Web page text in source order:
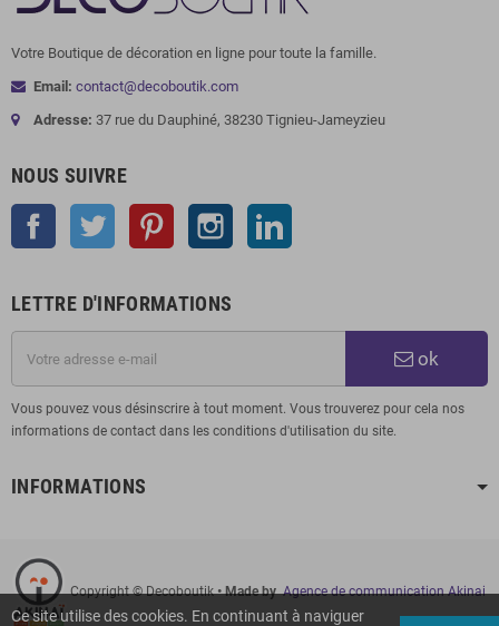
Votre Boutique de décoration en ligne pour toute la famille.
Email: contact@decoboutik.com
Adresse: 37 rue du Dauphiné, 38230 Tignieu-Jameyzieu
NOUS SUIVRE
Facebook Twitter Pinterest Instagram
LETTRE D'INFORMATIONS
ok
Vous pouvez vous désinscrire à tout moment. Vous trouverez pour cela nos
informations de contact dans les conditions d'utilisation du site.
INFORMATIONS
Copyright © Decoboutik• Made by Agence de communication Akinai
Ce site utilise des cookies. En continuant à naviguer